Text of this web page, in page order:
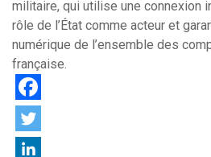
militaire, qui utilise une connexion
rôle de l’État comme acteur et
numérique de l’ensemble des
française.